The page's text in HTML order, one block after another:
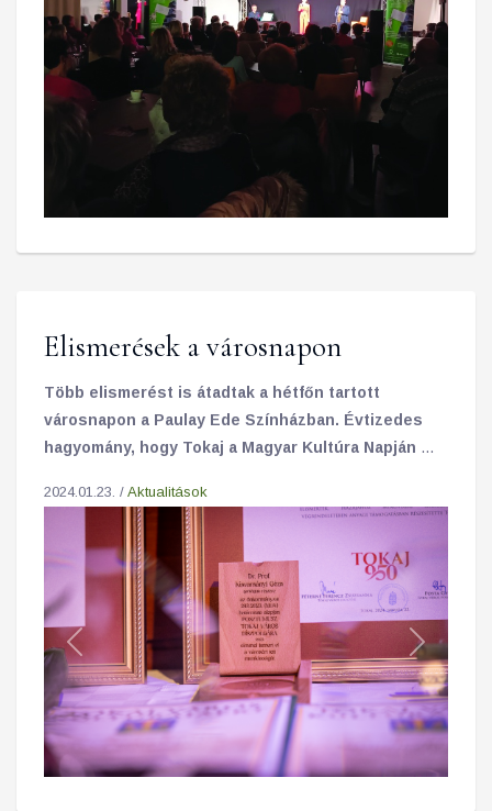
a szervezők azóta is számíthatnak.
Elismerések a városnapon
Több elismerést is átadtak a hétfőn tartott
városnapon a Paulay Ede Színházban. Évtizedes
hagyomány, hogy Tokaj a Magyar Kultúra Napján a
2024.01.23. / Aktualitások
Previous Next